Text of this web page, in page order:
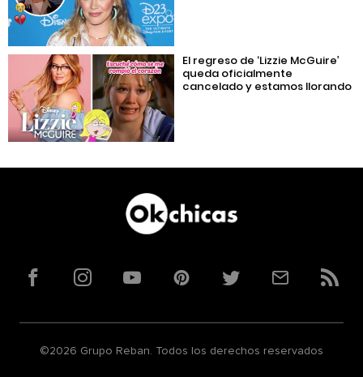
El regreso de ‘Lizzie McGuire’
queda oficialmente
cancelado y estamos llorando
FacebookInstagramYouTubePinterestTwitterCorreoRSS
©2026 Grupo Reban. Todos los derechos reservados